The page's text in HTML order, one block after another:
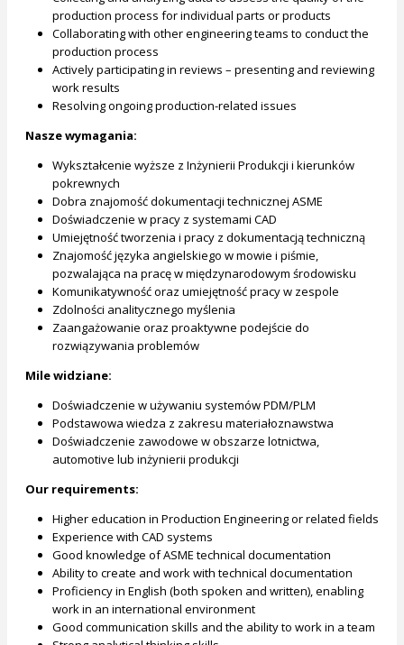
production process for individual parts or products
Collaborating with other engineering teams to conduct the
production process
Actively participating in reviews – presenting and reviewing
work results
Resolving ongoing production-related issues
Nasze wymagania:
Wykształcenie wyższe z Inżynierii Produkcji i kierunków
pokrewnych
Dobra znajomość dokumentacji technicznej ASME
Doświadczenie w pracy z systemami CAD
Umiejętność tworzenia i pracy z dokumentacją techniczną
Znajomość języka angielskiego w mowie i piśmie,
pozwalająca na pracę w międzynarodowym środowisku
Komunikatywność oraz umiejętność pracy w zespole
Zdolności analitycznego myślenia
Zaangażowanie oraz proaktywne podejście do
rozwiązywania problemów
Mile widziane:
Doświadczenie w używaniu systemów PDM/PLM
Podstawowa wiedza z zakresu materiałoznawstwa
Doświadczenie zawodowe w obszarze lotnictwa,
automotive lub inżynierii produkcji
Our requirements:
Higher education in Production Engineering or related fields
Experience with CAD systems
Good knowledge of ASME technical documentation
Ability to create and work with technical documentation
Proficiency in English (both spoken and written), enabling
work in an international environment
Good communication skills and the ability to work in a team